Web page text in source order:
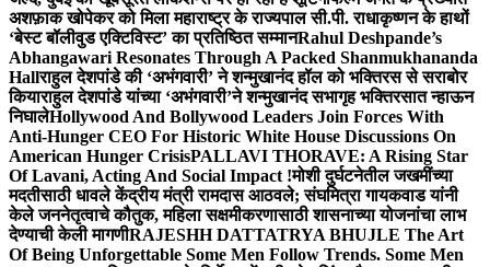
अशफ़ाक खोपेकर को मिला महाराष्ट्र के राज्यपाल सी.पी. राधाकृष्णन के हाथों
‘बेस्ट बॉलीवुड एक्टिविस्ट’ का प्रतिष्ठित सम्मानRahul Deshpande’s
Abhangawari Resonates Through A Packed Shanmukhananda
Hallराहुल देशपांडे की ‘अभंगवारी’ ने शन्मुखानंद हॉल को भक्तिरस से सराबोर
कियाराहुल देशपांडे यांच्या ‘अभंगवारी’ने शन्मुखानंद सभागृह भक्तिरसात न्हाऊन
निघालेHollywood And Bollywood Leaders Join Forces With
Anti-Hunger CEO For Historic White House Discussions On
American Hunger CrisisPALLAVI THORAVE: A Rising Star
Of Lavani, Acting And Social Impact !मोशी दुर्घटनेतील जखमींच्या
मदतीसाठी धावले केंद्रीय मंत्री रामदास आठवले; संघमित्रा गायकवाड यांनी
केले जननेतृत्वाचे कौतुक, महिला सक्षमीकरणासाठी शासनाच्या योजनांचा लाभ
देण्याची केली मागणीRAJESHH DATTATRYA BHUJLE The Art
Of Being Unforgettable Some Men Follow Trends. Some Men